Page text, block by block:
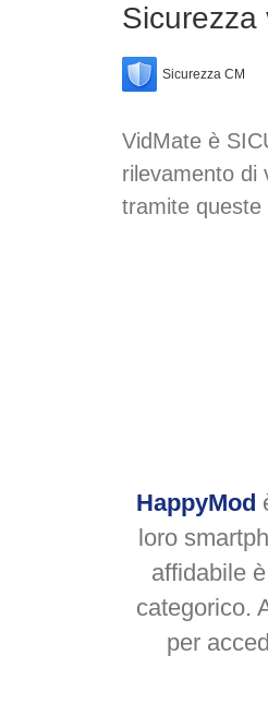
Sicurezza
Sicurezza CM
VidMate è
rilevamento di
tramite queste
HappyMod
loro
affidabile
categorico.
per